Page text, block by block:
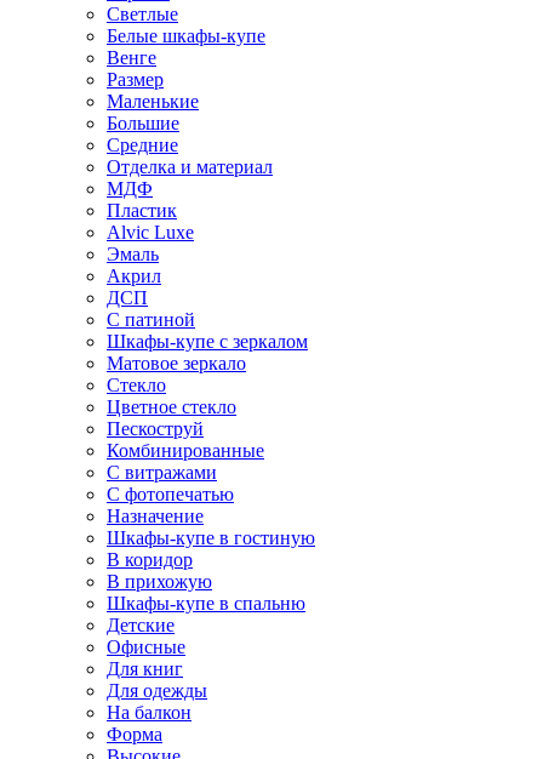
Светлые
Белые шкафы-купе
Венге
Размер
Маленькие
Большие
Средние
Отделка и материал
МДФ
Пластик
Alvic Luxe
Эмаль
Акрил
ДСП
С патиной
Шкафы-купе с зеркалом
Матовое зеркало
Стекло
Цветное стекло
Пескоструй
Комбинированные
С витражами
С фотопечатью
Назначение
Шкафы-купе в гостиную
В коридор
В прихожую
Шкафы-купе в спальню
Детские
Офисные
Для книг
Для одежды
На балкон
Форма